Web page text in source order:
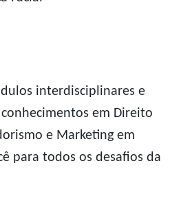
interdisciplinares e
em Direito
e Marketing em
para todos os desafios da